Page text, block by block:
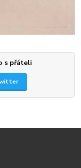
s přáteli